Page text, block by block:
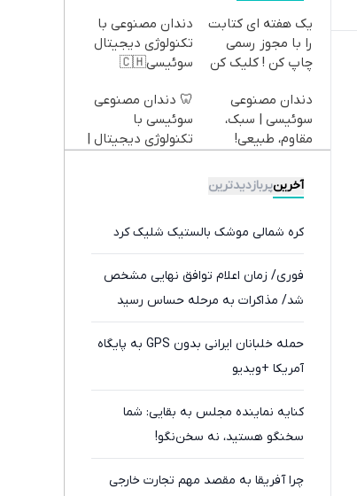
یک هفته ای کتابت
را با مجوز رسمی
چاپ کن ! کلیک کن
دندان مصنوعی با
تکنولوژی دیجیتال
سوئیسی🇨🇭
دندان مصنوعی
سوئیسی | سبک،
مقاوم، طبیعی!
رایگان+پرداخت
اقساطی😍
🦷 دندان مصنوعی
سوئیسی با
تکنولوژی دیجیتال |
آخرینپربازدیدترین
کره شمالی موشک بالستیک شلیک کرد
فوری/ زمان اعلام توافق نهایی مشخص
شد/ مذاکرات به مرحله حساس رسید
حمله خلبانان ایرانی بدون GPS به پایگاه
آمریکا +ویدیو
کنایه نماینده مجلس به بقایی: شما
سخنگو هستید، نه سخن‌نگو!
چرا آفریقا به مقصد مهم تجارت خارجی